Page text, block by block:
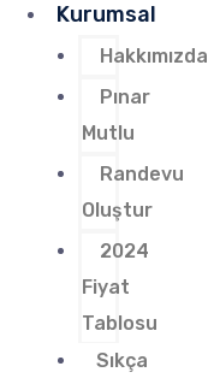
Kurumsal
Hakkımızda
Pınar
Mutlu
Randevu
Oluştur
2024
Fiyat
Tablosu
Sıkça